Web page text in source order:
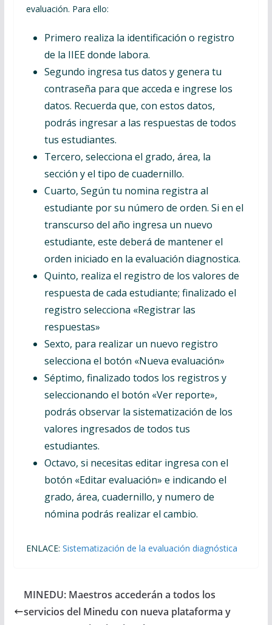
evaluación. Para ello:
Primero realiza la identificación o registro
de la IIEE donde labora.
Segundo ingresa tus datos y genera tu
contraseña para que acceda e ingrese los
datos. Recuerda que, con estos datos,
podrás ingresar a las respuestas de todos
tus estudiantes.
Tercero, selecciona el grado, área, la
sección y el tipo de cuadernillo.
Cuarto, Según tu nomina registra al
estudiante por su número de orden. Si en el
transcurso del año ingresa un nuevo
estudiante, este deberá de mantener el
orden iniciado en la evaluación diagnostica.
Quinto, realiza el registro de los valores de
respuesta de cada estudiante; finalizado el
registro selecciona «Registrar las
respuestas»
Sexto, para realizar un nuevo registro
selecciona el botón «Nueva evaluación»
Séptimo, finalizado todos los registros y
seleccionando el botón «Ver reporte»,
podrás observar la sistematización de los
valores ingresados de todos tus
estudiantes.
Octavo, si necesitas editar ingresa con el
botón «Editar evaluación» e indicando el
grado, área, cuadernillo, y numero de
nómina podrás realizar el cambio.
ENLACE: Sistematización de la evaluación diagnóstica
MINEDU: Maestros accederán a todos los
servicios del Minedu con nueva plataforma y